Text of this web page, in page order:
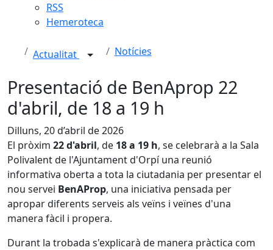
RSS
Hemeroteca
Actualitat Notícies
Presentació de BenAprop 22
d'abril, de 18 a 19 h
Dilluns, 20 d’abril de 2026
El pròxim 22 d'abril, de 18 a 19 h, se celebrarà a la Sala
Polivalent de l'Ajuntament d'Orpí una reunió
informativa oberta a tota la ciutadania per presentar el
nou servei BenAProp, una iniciativa pensada per
apropar diferents serveis als veïns i veïnes d'una
manera fàcil i propera.
Durant la trobada s'explicarà de manera pràctica com